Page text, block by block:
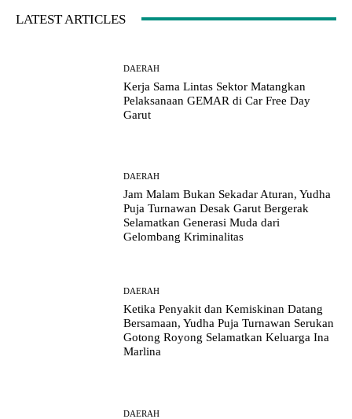
LATEST ARTICLES
DAERAH
Kerja Sama Lintas Sektor Matangkan
Pelaksanaan GEMAR di Car Free Day
Garut
DAERAH
Jam Malam Bukan Sekadar Aturan, Yudha
Puja Turnawan Desak Garut Bergerak
Selamatkan Generasi Muda dari
Gelombang Kriminalitas
DAERAH
Ketika Penyakit dan Kemiskinan Datang
Bersamaan, Yudha Puja Turnawan Serukan
Gotong Royong Selamatkan Keluarga Ina
Marlina
DAERAH